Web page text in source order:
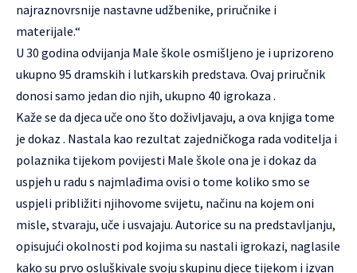
najraznovrsnije nastavne udžbenike, priručnike i
materijale.“
U 30 godina odvijanja Male škole osmišljeno je i uprizoreno
ukupno 95 dramskih i lutkarskih predstava. Ovaj priručnik
donosi samo jedan dio njih, ukupno 40 igrokaza .
Kaže se da djeca uče ono što doživljavaju, a ova knjiga tome
je dokaz . Nastala kao rezultat zajedničkoga rada voditelja i
polaznika tijekom povijesti Male škole ona je i dokaz da
uspjeh u radu s najmlađima ovisi o tome koliko smo se
uspjeli približiti njihovome svijetu, načinu na kojem oni
misle, stvaraju, uče i usvajaju. Autorice su na predstavljanju,
opisujući okolnosti pod kojima su nastali igrokazi, naglasile
kako su prvo osluškivale svoju skupinu djece tijekom i izvan